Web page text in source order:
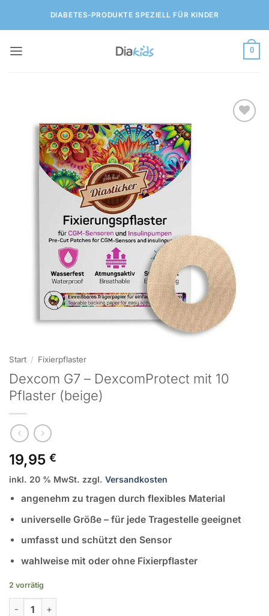
DIABETES-PRODUKTE SPEZIELL FÜR KINDER
0
Start / Fixierpflaster
Dexcom G7 – DexcomProtect mit 10
Pflaster (beige)
19,95 €
inkl. 20 % MwSt. zzgl. Versandkosten
angenehm zu tragen durch flexibles Material
universelle Größe – für jede Tragestelle geeignet
umfasst und schützt den Sensor
wahlweise mit oder ohne Fixierpflaster
2 vorrätig
Dexcom G7 - DexcomProtect mit 10 Pflaster (beige) Menge